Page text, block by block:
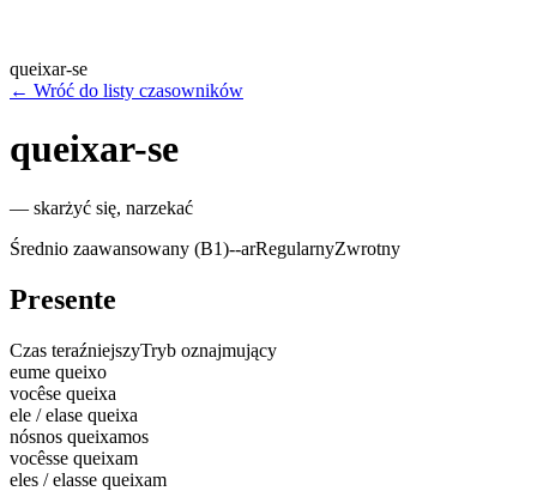
queixar-se
← Wróć do listy czasowników
queixar-se
— skarżyć się, narzekać
Średnio zaawansowany (B1)--arRegularnyZwrotny
Presente
Czas teraźniejszyTryb oznajmujący
eume queixo
vocêse queixa
ele / elase queixa
nósnos queixamos
vocêsse queixam
eles / elasse queixam